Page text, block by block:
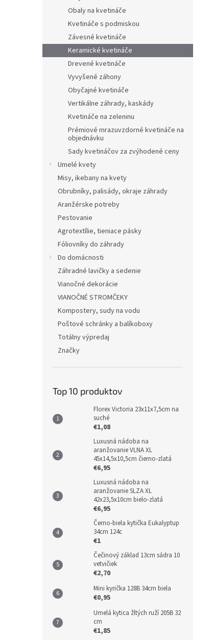
Obaly na kvetináče
Kvetináče s podmiskou
Závesné kvetináče
Keramické kvetináče
Drevené kvetináče
Vyvyšené záhony
Obyčajné kvetináče
Vertikálne záhrady, kaskády
Kvetináče na zeleninu
Prémiové mrazuvzdorné kvetináče na
objednávku
Sady kvetináčov za zvýhodené ceny
Umelé kvety
Misy, ikebany na kvety
Obrubníky, palisády, okraje záhrady
Aranžérske potreby
Pestovanie
Agrotextílie, tieniace pásky
Fóliovníky do záhrady
Do domácnosti
Záhradné lavičky a sedenie
Vianočné dekorácie
VIANOČNÉ STROMČEKY
Kompostery, sudy na vodu
Poštové schránky a balíkoboxy
Totálny výpredaj
Značky
Top 10 produktov
Florex Victoria 23x11x7,5cm na
suché
€1,08
Luxusná nádoba na
aranžovanie VLNA XL
45x14,5x10,5cm čierno-zlatá
€6,95
Luxusná nádoba na
aranžovanie SLZA XL
42x23,5x10cm bielo-zlatá
€6,95
Černo-biela kytička Eukalyptup
34cm 124c
€1
Čečinový základ 13cm sádra 10
vetvičiek
€2,70
Mini kyrička 128B 34cm biela
€0,95
Umelá kytica žltých ruží 205B 32
cm
€1,85